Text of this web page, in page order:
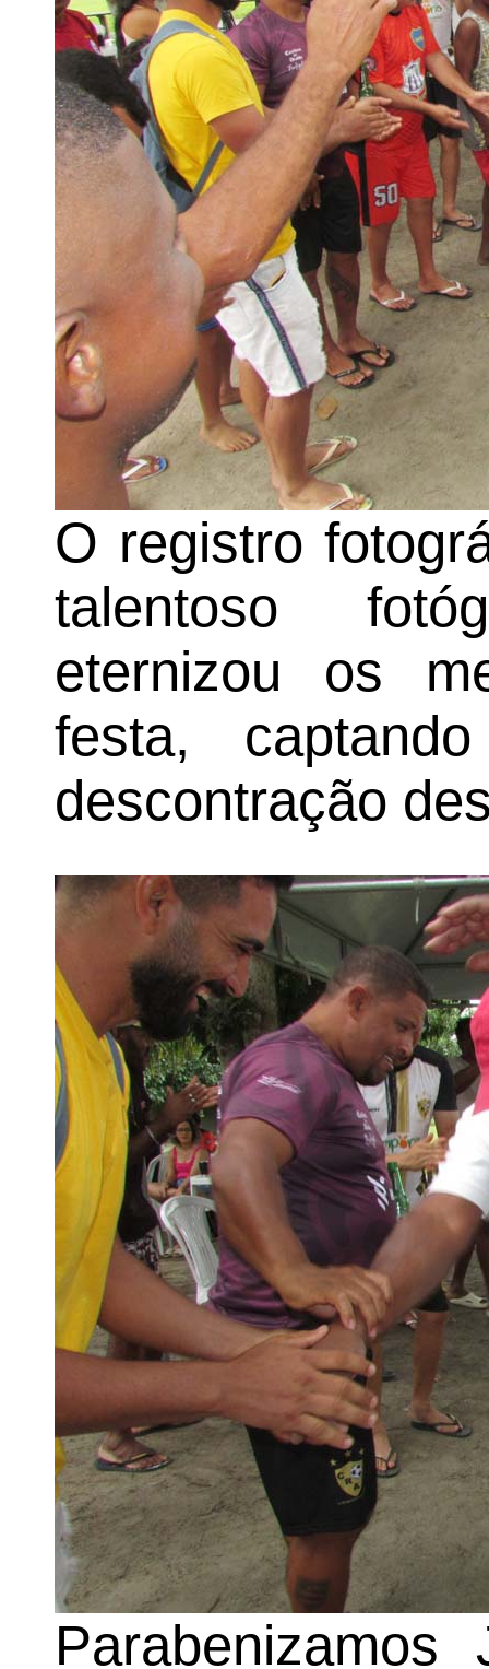
O registro
talentoso
eternizou os
festa,
descontração